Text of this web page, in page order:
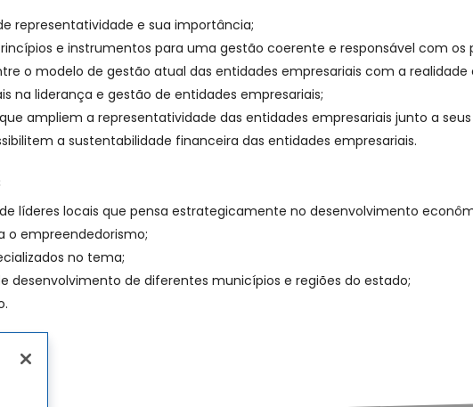
representatividade e sua importância;
e instrumentos para uma gestão coerente e responsável com os
o modelo de gestão atual das entidades empresariais com a realidade
na liderança e gestão de entidades empresariais;
ampliem a representatividade das entidades empresariais junto a
a sustentabilidade financeira das entidades empresariais.
líderes locais que pensa estrategicamente no desenvolvimento
o empreendedorismo;
no tema;
desenvolvimento de diferentes municípios e regiões do estado;